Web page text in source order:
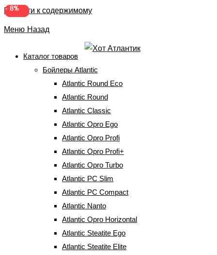
Перейти к содержимому
Меню Назад
Каталог товаров
Бойлеры Atlantic
Atlantic Round Eco
Atlantic Round
Atlantic Classic
Atlantic Opro Ego
Atlantic Opro Profi
Atlantic Opro Profi+
Atlantic Opro Turbo
Atlantic PC Slim
Atlantic PC Compact
Atlantic Nanto
Atlantic Opro Horizontal
Atlantic Steatite Ego
Atlantic Steatite Elite
Atlantic Steatite Ego Slim
Бойлеры Atlantic⇒Atlantic Steatite Ego Slim
- 7%
(54891090)
- 8%